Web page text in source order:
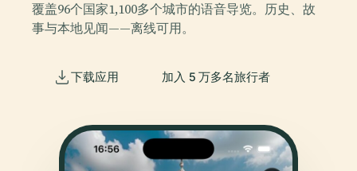
覆盖96个国家1,100多个城市的语音导览。历史、故
事与本地见闻——离线可用。
下载应用 加入 5 万多名旅行者